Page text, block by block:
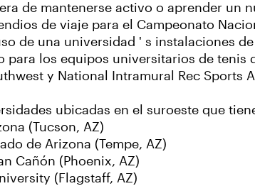
de mantenerse activo o aprender un
de viaje para el Campeonato
de una universidad ' s instalaciones
para los equipos universitarios de tenis
y National Intramural Rec
ubicadas en el suroeste que
(Tucson, AZ)
de Arizona (Tempe, AZ)
Cañón (Phoenix, AZ)
(Flagstaff, AZ)